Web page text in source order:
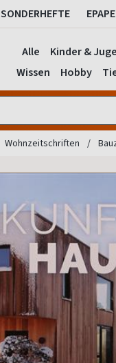
SONDERHEFTE
Alle Kinder &
Wissen
Hobby
Wohnzeitschriften